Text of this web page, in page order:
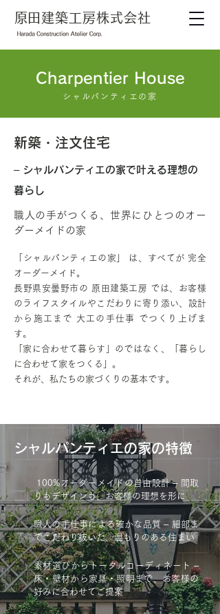
​原田建築工房株式会社
Charpentier House
シャルパンティエの家
新築・注文住宅
– シャルパンティエの家で叶える理想の
暮らし
職人の手がつくる、世界にひとつのオー
ダーメイドの家
「シャルパンティエの家」 は、すべてが 完全
オーダーメイド。
長野県安曇野市の 原田建築工房 では、お客様
のライフスタイルやこだわりに寄り添い、設計
から施工まで 大工の手仕事 でつくり上げま
す。
「家に合わせて暮らす」のではなく、「暮らし
に合わせて家をつくる」。
それが、私たちの家づくりの基本です。
シャルパンティエの家の特徴
100%オーダーメイドの自由設計 – 間取
りもデザインも、お客様の理想を形に
職人の手仕事による確かな品質 – 細部ま
でこだわり抜いた、温もりのある住まい
素材選びからトータルコーディネート –
床・壁材から家具・照明まで、お客様の
好みに合わせてご提案